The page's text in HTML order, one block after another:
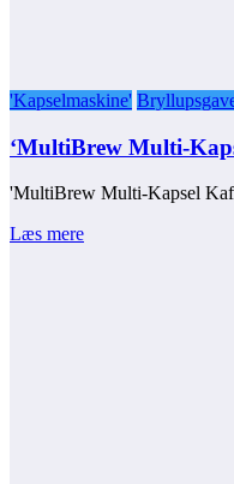
'Kapselmaskine'
‘MultiBrew Multi-
'MultiBrew Multi-Kapsel
Læs mere